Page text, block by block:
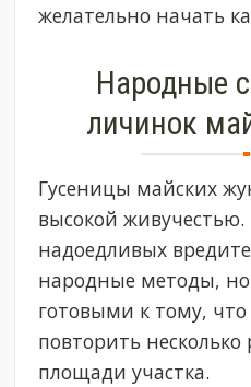
желательно начать
Народные
личинок
Гусеницы майских
высокой живучестью.
надоедливых
народные методы,
готовыми к тому, что
повторить несколько
площади участка.